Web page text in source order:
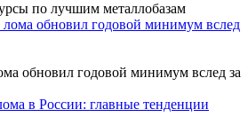
по лучшим металлобазам
обновил годовой минимум вслед за